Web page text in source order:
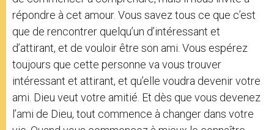
répondre à cet amour. Vous savez tous ce que c’est
que de rencontrer quelqu’un d’intéressant et
d’attirant, et de vouloir être son ami. Vous espérez
toujours que cette personne va vous trouver
intéressant et attirant, et qu’elle voudra devenir votre
ami. Dieu veut votre amitié. Et dès que vous devenez
l’ami de Dieu, tout commence à changer dans votre